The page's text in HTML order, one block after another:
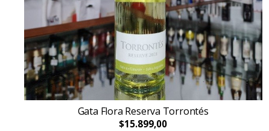
Gata Flora Reserva Torrontés
$15.899,00